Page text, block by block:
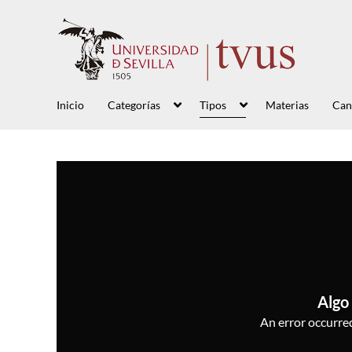
Inicio Categorías Tipos Materias
Algo
An error